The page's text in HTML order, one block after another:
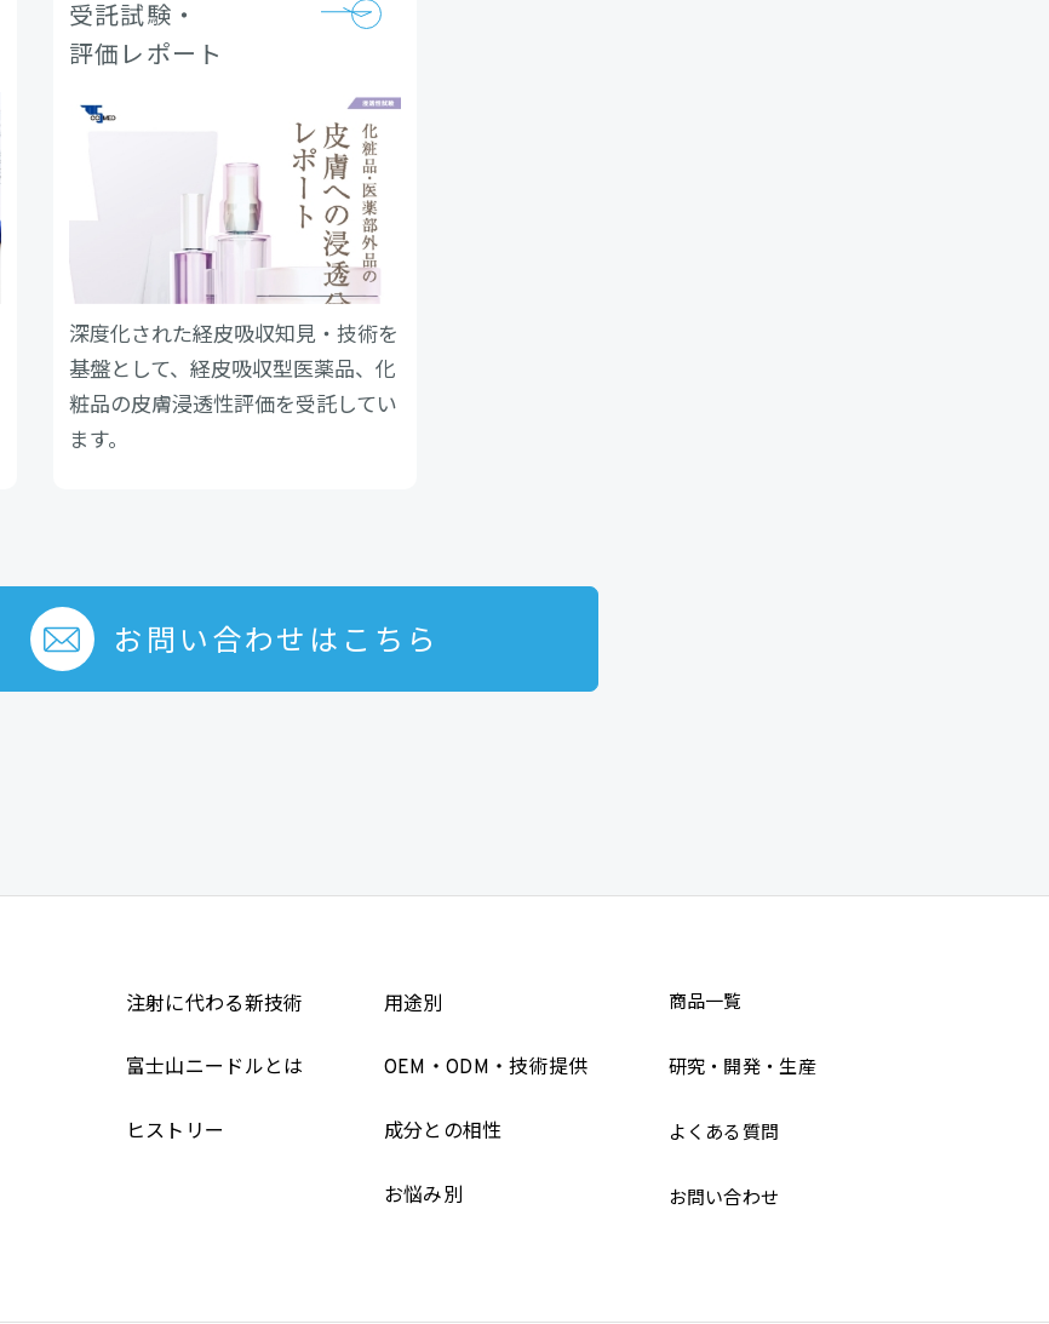
受託試験・
評価レポート
深度化された経皮吸収知見・技術を
基盤として、経皮吸収型医薬品、化
粧品の皮膚浸透性評価を受託してい
ます。
お問い合わせはこちら
注射に代わる新技術
富士山ニードルとは
ヒストリー
用途別
OEM・ODM・技術提供
成分との相性
お悩み別
商品一覧
研究・開発・生産
よくある質問
お問い合わせ